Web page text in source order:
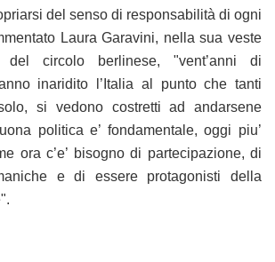
del senso di responsabilità di ogni
Laura Garavini, nella sua veste
del circolo berlinese, "vent’anni di
inaridito l’Italia al punto che tanti
si vedono costretti ad andarsene
politica e’ fondamentale, oggi piu’
ora c’e’ bisogno di partecipazione, di
e di essere protagonisti della